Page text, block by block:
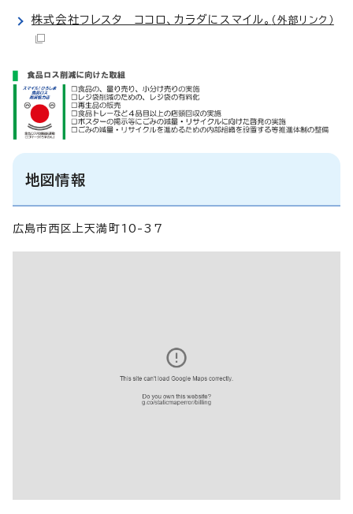
株式会社フレスタ ココロ、カラダにスマイル。 （外部リンク）
地図情報
広島市西区上天満町10-37